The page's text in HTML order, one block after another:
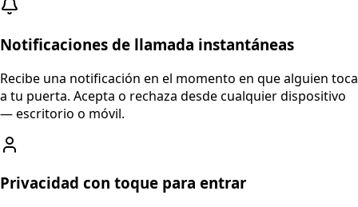
Notificaciones de llamada instantáneas
Recibe una notificación en el momento en que alguien toca
a tu puerta. Acepta o rechaza desde cualquier dispositivo
— escritorio o móvil.
Privacidad con toque para entrar